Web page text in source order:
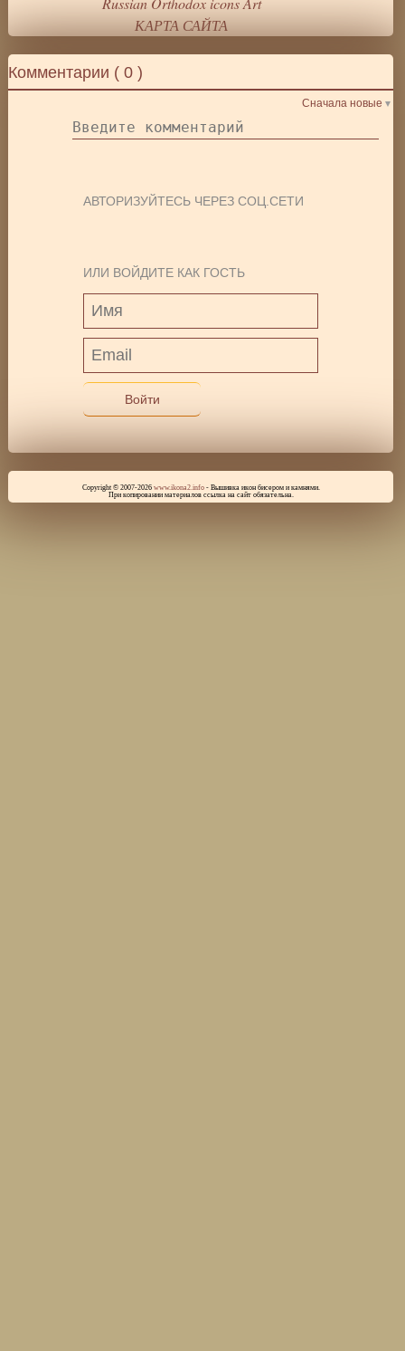
Комментарии (0 )
Сначала новые
АВТОРИЗУЙТЕСЬ ЧЕРЕЗ СОЦ.СЕТИ
ИЛИ ВОЙДИТЕ КАК ГОСТЬ
Войти
КАРТА САЙТА
Copyright © 2007-2026 www.ikona2.info- Вышивка икон бисером и камнями.
При копировании материалов ссылка на сайт обязательна.